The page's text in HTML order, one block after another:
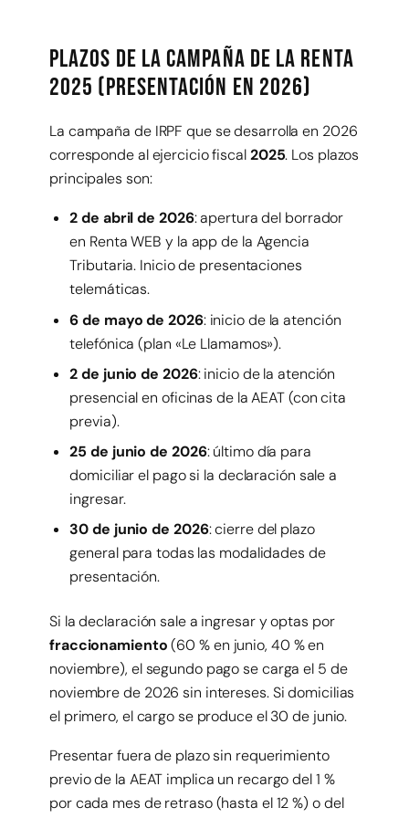
Plazos de la campaña de la Renta
2025 (presentación en 2026)
La campaña de IRPF que se desarrolla en 2026
corresponde al ejercicio fiscal2025. Los plazos
principales son:
2 de abril de 2026: apertura del borrador
en Renta WEB y la app de la Agencia
Tributaria. Inicio de presentaciones
telemáticas.
6 de mayo de 2026: inicio de la atención
telefónica (plan «Le Llamamos»).
2 de junio de 2026: inicio de la atención
presencial en oficinas de la AEAT (con cita
previa).
25 de junio de 2026: último día para
domiciliar el pago si la declaración sale a
ingresar.
30 de junio de 2026: cierre del plazo
general para todas las modalidades de
presentación.
Si la declaración sale a ingresar y optas por
fraccionamiento(60 % en junio, 40 % en
noviembre), el segundo pago se carga el 5 de
noviembre de 2026 sin intereses. Si domicilias
el primero, el cargo se produce el 30 de junio.
Presentar fuera de plazo sin requerimiento
previo de la AEAT implica un recargo del 1 %
por cada mes de retraso (hasta el 12 %) o del